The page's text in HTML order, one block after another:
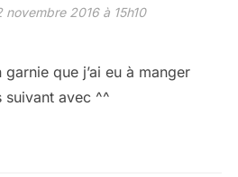
novembre 2016 à 15h10
que j’ai eu à manger
suivant avec ^^